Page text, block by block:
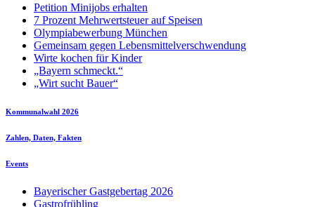
Petition Minijobs erhalten
7 Prozent Mehrwertsteuer auf Speisen
Olympiabewerbung München
Gemeinsam gegen Lebensmittelverschwendung
Wirte kochen für Kinder
„Bayern schmeckt.“
„Wirt sucht Bauer“
Kommunalwahl 2026
Zahlen, Daten, Fakten
Events
Bayerischer Gastgebertag 2026
Gastrofrühling